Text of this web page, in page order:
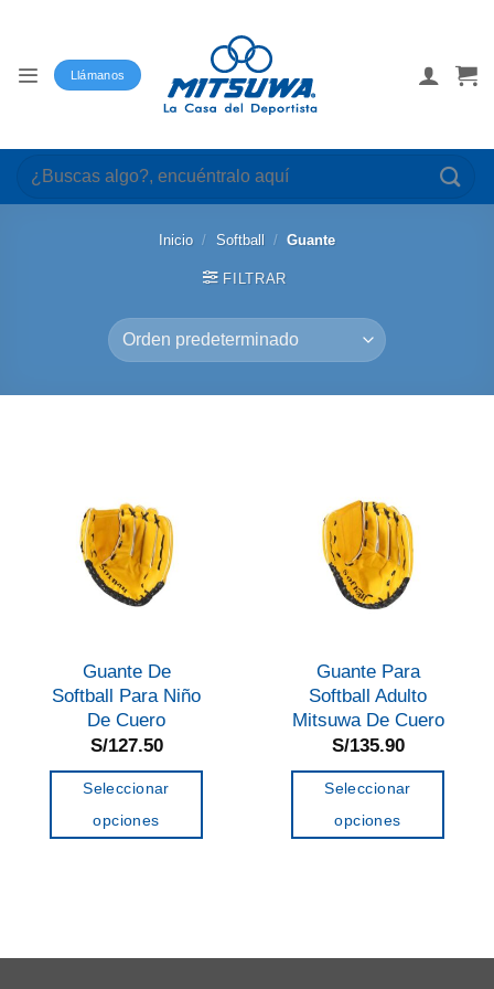
Llámanos
Buscar
por:
Inicio / Softball / Guante
FILTRAR
Guante De
Softball Para Niño
De Cuero
S/127.50
Seleccionar
opciones
Guante Para
Softball Adulto
Mitsuwa De Cuero
S/135.90
Seleccionar
opciones